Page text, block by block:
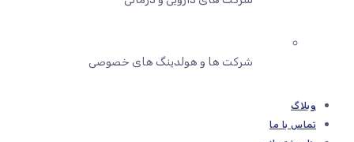
شرکت ها و هولدینگ های خصوصی
وبلاگ
تماس با ما